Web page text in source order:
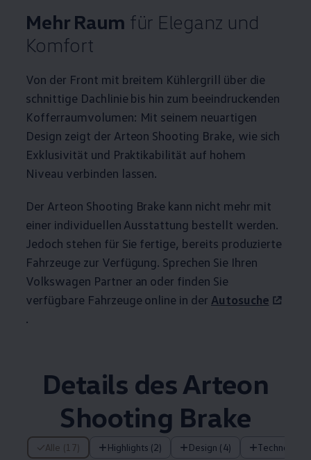
Mehr Raum für Eleganz und
Komfort
Von der Front mit breitem Kühlergrill über die
schnittige Dachlinie bis hin zum beeindruckenden
Kofferraumvolumen: Mit seinem neuartigen
Design zeigt der Arteon Shooting Brake, wie sich
Exklusivität und Praktikabilität auf hohem
Niveau verbinden lassen.
Der Arteon Shooting Brake kann nicht mehr mit
einer individuellen Ausstattung bestellt werden.
Jedoch stehen für Sie fertige, bereits produzierte
Fahrzeuge zur Verfügung. Sprechen Sie Ihren
Volkswagen Partner an oder finden Sie
verfügbare Fahrzeuge online in der Autosuche
.
Details desArteon
Shooting Brake
Alle (17) Highlights (2) Design (4)
17 von 17 Details